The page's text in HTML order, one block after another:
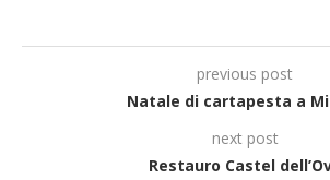
previous post
Natale di cartapesta a
next post
Restauro Castel